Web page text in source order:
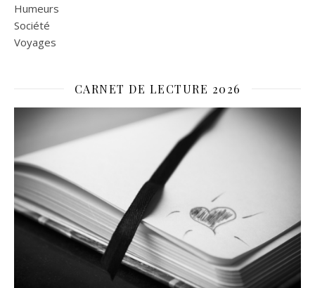
Humeurs
Société
Voyages
CARNET DE LECTURE 2026